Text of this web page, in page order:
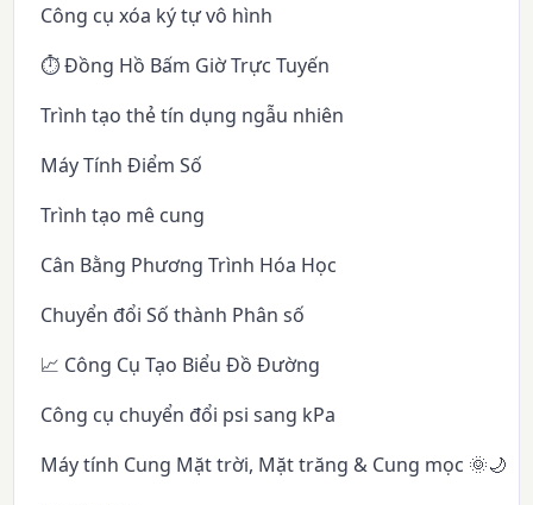
Công cụ xóa ký tự vô hình
⏱️ Đồng Hồ Bấm Giờ Trực Tuyến
Trình tạo thẻ tín dụng ngẫu nhiên
Máy Tính Điểm Số
Trình tạo mê cung
Cân Bằng Phương Trình Hóa Học
Chuyển đổi Số thành Phân số
📈 Công Cụ Tạo Biểu Đồ Đường
Công cụ chuyển đổi psi sang kPa
Máy tính Cung Mặt trời, Mặt trăng & Cung mọc 🌞🌙✨